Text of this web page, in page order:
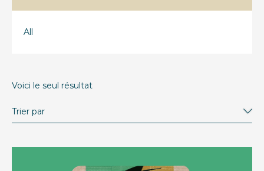
All
Voici le seul résultat